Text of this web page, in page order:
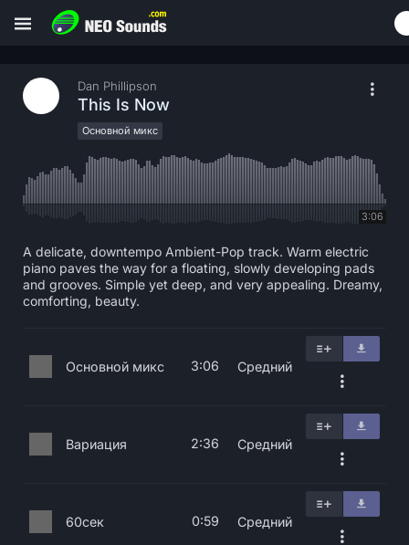
Dan Phillipson
This Is Now
Основной микс
3:06
A delicate, downtempo Ambient-Pop track. Warm electric
piano paves the way for a floating, slowly developing pads
and grooves. Simple yet deep, and very appealing. Dreamy,
comforting, beauty.
Основной микс 3:06 Средний
Вариация 2:36 Средний
60сек 0:59 Средний